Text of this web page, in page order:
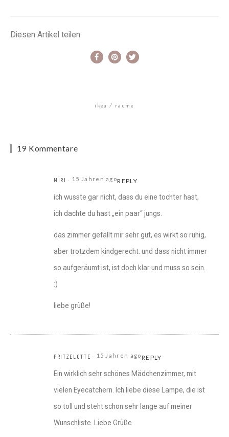
Diesen Artikel teilen
ikea räume
19 Kommentare
MIRI 15 Jahren agoREPLY
ich wusste gar nicht, dass du eine tochter hast,
ich dachte du hast „ein paar“ jungs.
das zimmer gefällt mir sehr gut, es wirkt so ruhig,
aber trotzdem kindgerecht. und dass nicht immer
so aufgeräumt ist, ist doch klar und muss so sein.
:)
liebe grüße!
PRITZELOTTE 15 Jahren agoREPLY
Ein wirklich sehr schönes Mädchenzimmer, mit
vielen Eyecatchern. Ich liebe diese Lampe, die ist
so toll und steht schon sehr lange auf meiner
Wunschliste. Liebe Grüße